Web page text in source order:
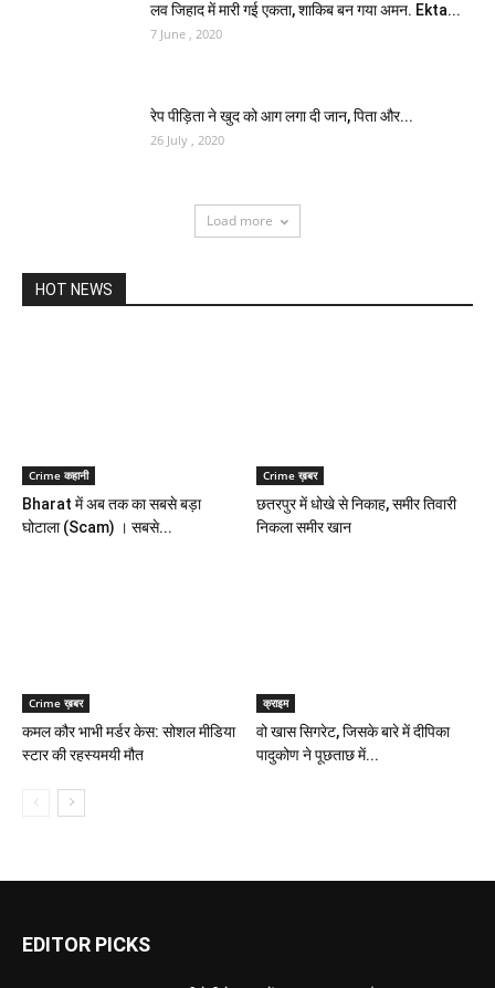
लव जिहाद में मारी गई एकता, शाकिब बन गया अमन. Ekta...
7 June , 2020
रेप पीड़िता ने खुद को आग लगा दी जान, पिता और...
26 July , 2020
Load more
HOT NEWS
Crime कहानी
Bharat में अब तक का सबसे बड़ा
घोटाला (Scam) । सबसे...
Crime ख़बर
छतरपुर में धोखे से निकाह, समीर तिवारी
निकला समीर खान
Crime ख़बर
कमल कौर भाभी मर्डर केस: सोशल मीडिया
स्टार की रहस्यमयी मौत
क्राइम
वो खास सिगरेट, जिसके बारे में दीपिका
पादुकोण ने पूछताछ में...
EDITOR PICKS